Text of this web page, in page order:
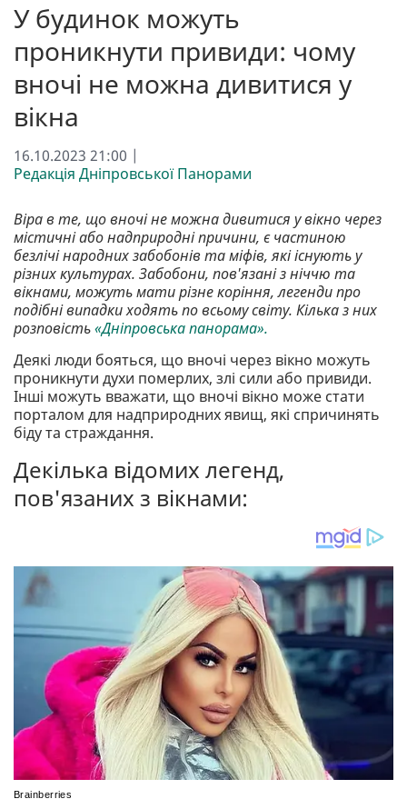
У будинок можуть
проникнути привиди: чому
вночі не можна дивитися у
вікна
16.10.2023 21:00 |
Редакція Дніпровської Панорами
Віра в те, що вночі не можна дивитися у вікно через
містичні або надприродні причини, є частиною
безлічі народних забобонів та міфів, які існують у
різних культурах. Забобони, пов'язані з ніччю та
вікнами, можуть мати різне коріння, легенди про
подібні випадки ходять по всьому світу. Кілька з них
розповість«Дніпровська панорама».
Деякі люди бояться, що вночі через вікно можуть
проникнути духи померлих, злі сили або привиди.
Інші можуть вважати, що вночі вікно може стати
порталом для надприродних явищ, які спричинять
біду та страждання.
Декілька відомих легенд,
пов'язаних з вікнами: